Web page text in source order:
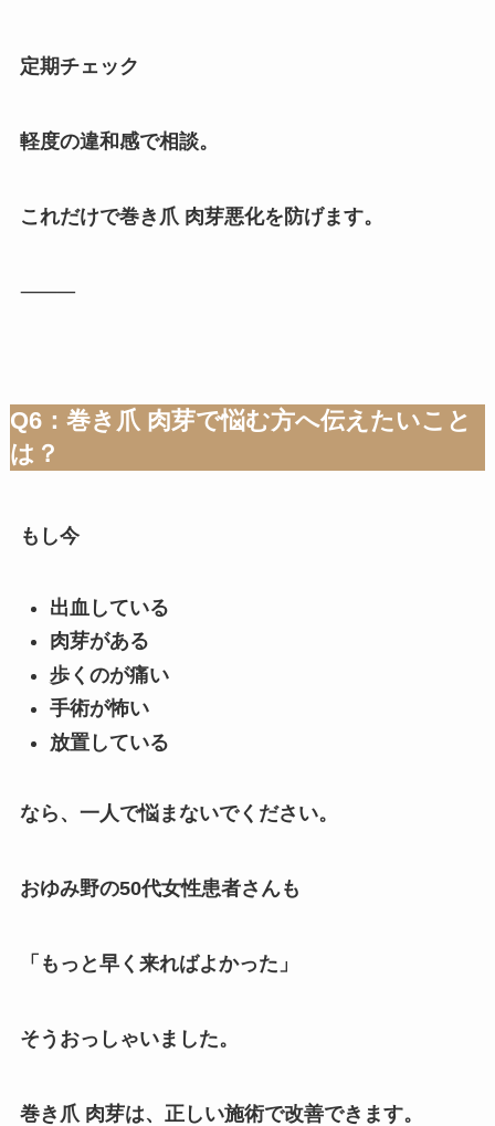
定期チェック
軽度の違和感で相談。
これだけで巻き爪 肉芽悪化を防げます。
⸻
Q6：巻き爪 肉芽で悩む方へ伝えたいこと
は？
もし今
出血している
肉芽がある
歩くのが痛い
手術が怖い
放置している
なら、一人で悩まないでください。
おゆみ野の50代女性患者さんも
「もっと早く来ればよかった」
そうおっしゃいました。
巻き爪 肉芽は、正しい施術で改善できます。